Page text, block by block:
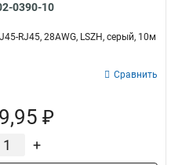
0390-10
RJ45, 28AWG, LSZH, серый, 10м
Сравнить
₽
+